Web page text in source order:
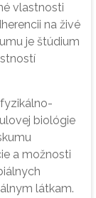
vlastnosti
na živé
je štúdium
biológie
a možnosti
látkam.